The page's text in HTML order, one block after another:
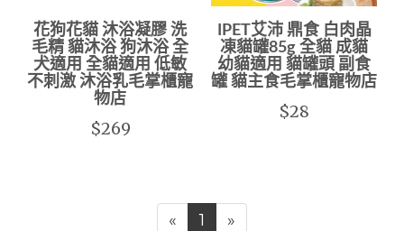
花狗花貓 沐浴凝膠 洗
毛精 貓沐浴 狗沐浴 全
犬適用 全貓適用 低敏
不刺激 沐浴乳毛掌櫃寵
物店
$269
IPET艾沛 鼎食 白肉晶
凍貓罐85g 全貓 成貓
幼貓適用 貓罐頭 副食
罐 貓主食毛掌櫃寵物店
$28
« 1 »